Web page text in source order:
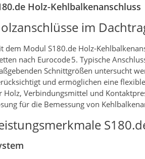
Holz-Kehlbalkenanschluss
im
dem Modul S180.de
nach Eurocode 5. Typische
Schnittgrößen untersucht
und ermöglichen eine
Holz, Verbindungsmittel und
für die Bemessung von